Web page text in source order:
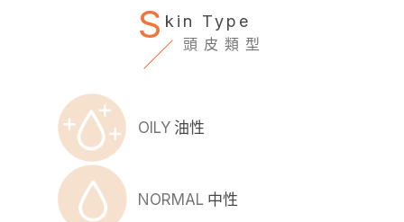
S kin Type
頭皮類型
OILY 油性
NORMAL 中性